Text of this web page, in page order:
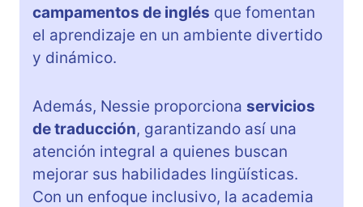
campamentos de inglés que fomentan
el aprendizaje en un ambiente divertido
y dinámico.
Además, Nessie proporciona servicios
de traducción, garantizando así una
atención integral a quienes buscan
mejorar sus habilidades lingüísticas.
Con un enfoque inclusivo, la academia